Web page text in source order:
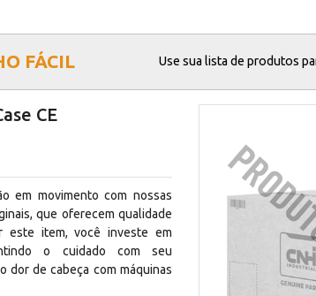
FÁCIL Use sua lista de produtos
CE
em movimento com nossas
que oferecem qualidade
este item, você investe em
o cuidado com seu
dor de cabeça com máquinas